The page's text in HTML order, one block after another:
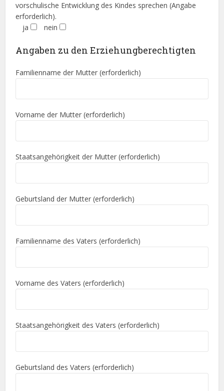
vorschulische Entwicklung des Kindes sprechen (Angabe
erforderlich).
ja
nein
Angaben zu den Erziehungberechtigten
Familienname der Mutter (erforderlich)
Vorname der Mutter (erforderlich)
Staatsangehörigkeit der Mutter (erforderlich)
Geburtsland der Mutter (erforderlich)
Familienname des Vaters (erforderlich)
Vorname des Vaters (erforderlich)
Staatsangehörigkeit des Vaters (erforderlich)
Geburtsland des Vaters (erforderlich)